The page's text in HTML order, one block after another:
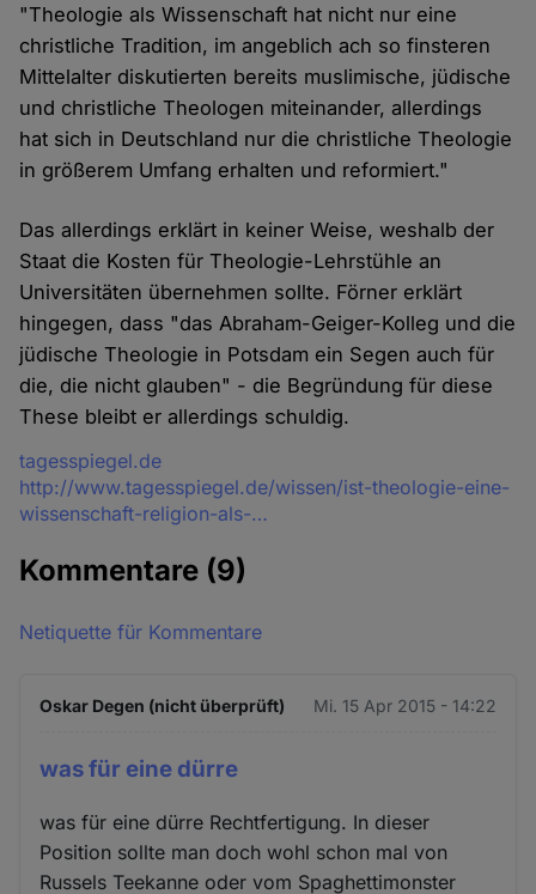
"Theologie als Wissenschaft hat nicht nur eine
christliche Tradition, im angeblich ach so finsteren
Mittelalter diskutierten bereits muslimische, jüdische
und christliche Theologen miteinander, allerdings
hat sich in Deutschland nur die christliche Theologie
in größerem Umfang erhalten und reformiert."
Das allerdings erklärt in keiner Weise, weshalb der
Staat die Kosten für Theologie-Lehrstühle an
Universitäten übernehmen sollte. Förner erklärt
hingegen, dass "das Abraham-Geiger-Kolleg und die
jüdische Theologie in Potsdam ein Segen auch für
die, die nicht glauben" - die Begründung für diese
These bleibt er allerdings schuldig.
Quelle
tagesspiegel.de
http://www.tagesspiegel.de/wissen/ist-theologie-eine-
wissenschaft-religion-als-…
Kommentare (9)
Netiquette für Kommentare
Oskar Degen (nicht überprüft) Mi. 15 Apr 2015 - 14:22
was für eine dürre
was für eine dürre Rechtfertigung. In dieser
Position sollte man doch wohl schon mal von
Russels Teekanne oder vom Spaghettimonster